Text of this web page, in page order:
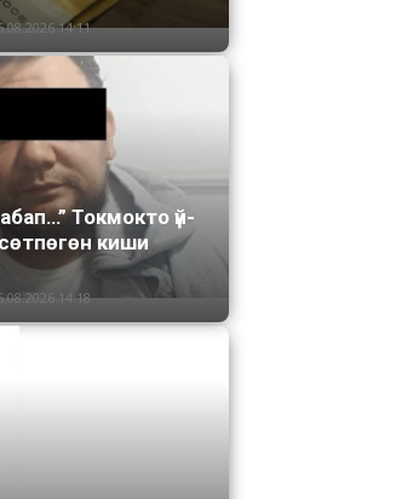
14:11
Токмокто үй-
киши
14:18